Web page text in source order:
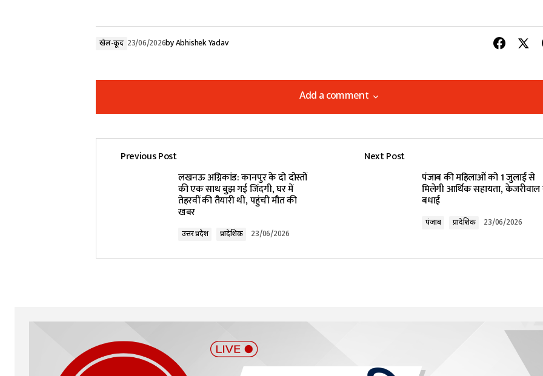
खेल-कूद 23/06/2026byAbhishek Yadav
Add a comment
Add a comment
Your email address will not be published.Required fields are marked*
Submit Comment
Previous Post
लखनऊ अग्निकांड: कानपुर के दो दोस्तों
की एक साथ बुझ गई जिंदगी, घर में
तेहरवीं की तैयारी थी, पहुंची मौत की
खबर
उत्तर प्रदेश प्रादेशिक 23/06/2026
Next Post
पंजाब की महिलाओं को 1 जुलाई से
मिलेगी आर्थिक सहायता, केजरीवाल
बधाई
पंजाब प्रादेशिक 23/06/2026